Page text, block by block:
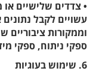
• צדדים שלישיים או
עשויים לקבל
וממקורות
ספקי ניתוח, ספקי
6. שימוש בעוגיות